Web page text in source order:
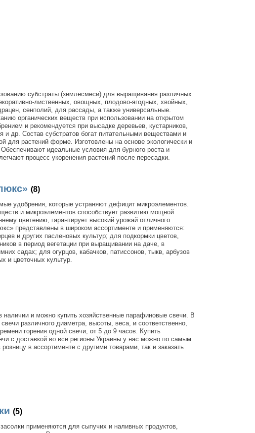
субстраты (землесмеси) для выращивания различных
лиственных, овощных, плодово-ягодных, хвойных,
сенполий, для рассады, а также универсальные.
органических веществ при использовании на открытом
и рекомендуется при высадке деревьев, кустарников,
и др. Состав субстратов богат питательными веществами и
для растений форме. Изготовлены на основе экологически и
идеальные условия для бурного роста и
процесс укоренения растений после пересадки.
(8)
удобрения, которые устраняют дефицит микроэлементов.
и микроэлементов способствует развитию мощной
цветению, гарантирует высокий урожай отличного
представлены в широком ассортименте и применяются:
и других пасленовых культур; для подкормки цветов,
в период вегетации при выращивании на даче, в
садах; для огурцов, кабачков, патиссонов, тыкв, арбузов
и цветочных культур.
и можно купить хозяйственные парафиновые свечи. В
различного диаметра, высоты, веса, и соответственно,
горения одной свечи, от 5 до 9 часов. Купить
с доставкой во все регионы Украины у нас можно по самым
в ассортименте с другими товарами, так и заказать
(5)
применяются для сыпучих и наливных продуктов,